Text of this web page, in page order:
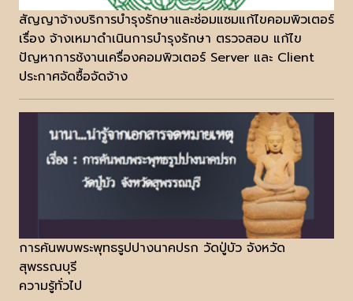
สัญญาจ้างบริการบำรุงรักษาและซ่อมแซมแก้ไขคอมพิวเตอร์
เรื่อง จ้างเหมาดำเนินการบำรุงรักษา ตรวจสอบ แก้ไข
ปัญหาการช้งานเครื่องคอมพิวเตอร์ Server และ Client
ประกาศจัดซื้อจัดจ้าง
การค้นพบพระพุทธรูปปางนาคปรก วัดปู่บัว จังหวัด
สุพรรณบุรี
ความรู้ทั่วไป